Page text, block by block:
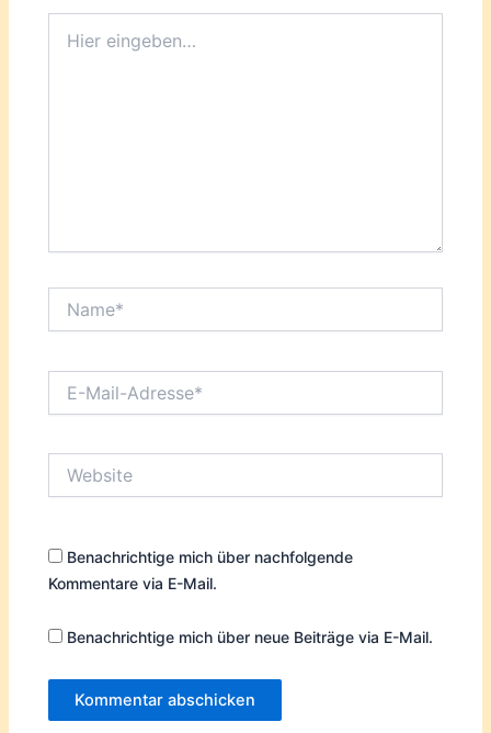
eingeben…
Mail-
Benachrichtige mich über nachfolgende
Kommentare via E-Mail.
Benachrichtige mich über neue Beiträge via E-Mail.